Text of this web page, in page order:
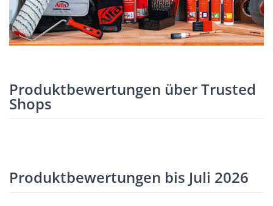
Produktbewertungen über Trusted
Shops
Produktbewertungen bis Juli 2026